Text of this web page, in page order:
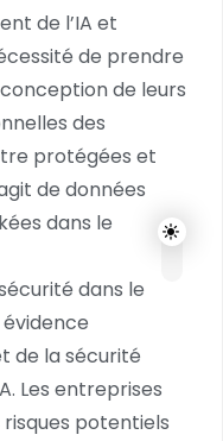
de l’IA et
de prendre
de leurs
des
protégées et
de données
dans le
dans le
évidence
de la sécurité
Les entreprises
potentiels